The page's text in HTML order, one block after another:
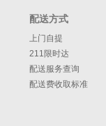
配送方式
上门自提
211限时达
配送服务查询
配送费收取标准